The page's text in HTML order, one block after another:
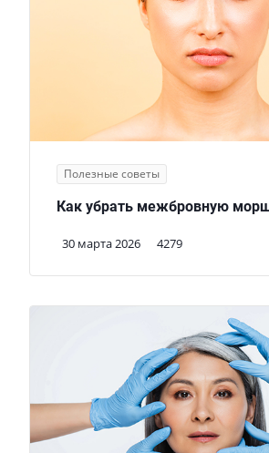
Полезные советы
30 марта 2026 4279
Как убрать межбровную